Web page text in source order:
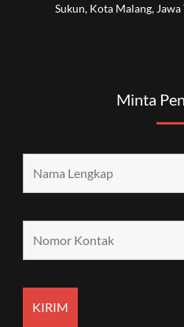
Sukun, Kota Malang,
Minta